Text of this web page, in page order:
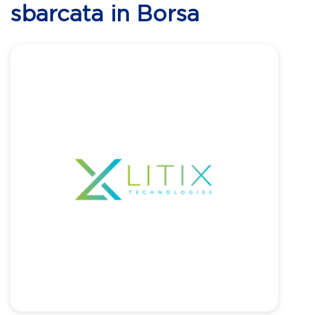
sbarcata in Borsa